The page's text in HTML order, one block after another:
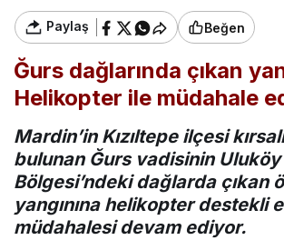
Paylaş Beğen
Ğurs dağlarında çıkan
Helikopter ile müdahale
Mardin’in Kızıltepe ilçesi
bulunan Ğurs vadisinin
Bölgesi’ndeki dağlarda çıkan
yangınına helikopter destekli
müdahalesi devam ediyor.